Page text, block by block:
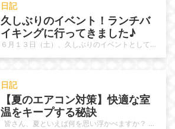
日記
久しぶりのイベント！ランチバ
イキングに行ってきました♪
６月１３日（土）、久しぶりのイベントとして、唐津シーサイドホテル内のレストラン「月波桜」へランチバイキングに行ってきました。…
日記
【夏のエアコン対策】快適な室
温をキープする秘訣
皆さん、夏といえば何を思い浮かべますか？ 海にプール、冷たいスイカ、夏祭りや花火……楽しいイベントが目白押しで…